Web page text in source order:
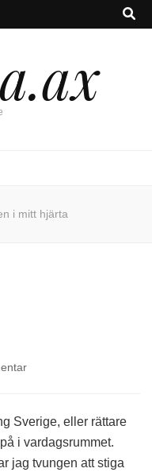
i mitt hjärta
till
mitt
Sverige, eller rättare
i vardagsrummet.
jag tvungen att stiga